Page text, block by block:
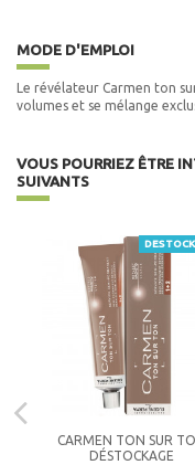
MODE D'EMPLOI
Le révélateur Carmen ton
volumes et se mélange
VOUS POURRIEZ ÊTRE
SUIVANTS
CARMEN TON SUR
DÉSTOCKAGE